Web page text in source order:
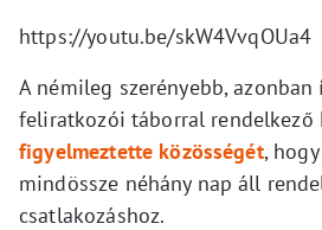
https://youtu.be/skW4VvqOUa4
A némileg szerényebb,
feliratkozói táborral rendelkező
figyelmeztette közösségét,
mindössze néhány nap áll
csatlakozáshoz.